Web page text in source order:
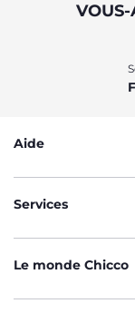
Aide
Services
Le monde Chicco